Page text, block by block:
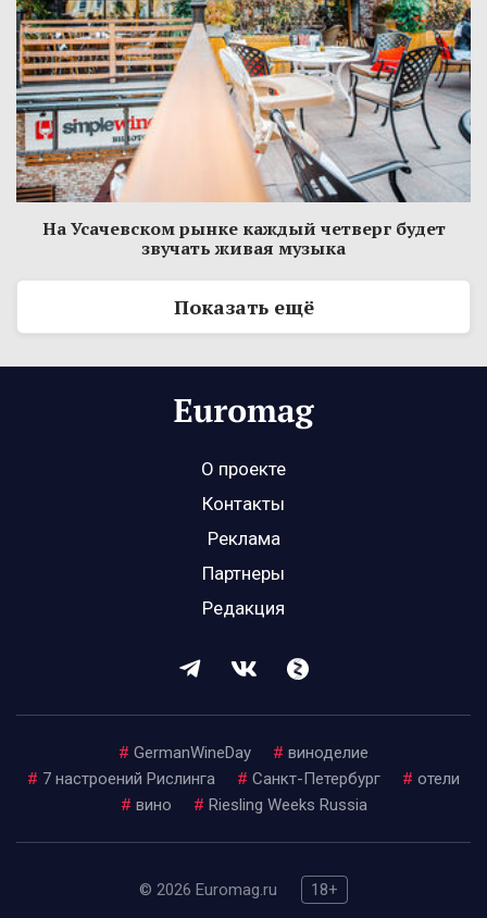
На Усачевском рынке каждый четверг будет
звучать живая музыка
Показать ещё
О проекте
Контакты
Реклама
Партнеры
Редакция
# GermanWineDay # виноделие
# 7 настроений Рислинга # Санкт-Петербург # отели
# вино # Riesling Weeks Russia
© 2026 Euromag.ru
18+